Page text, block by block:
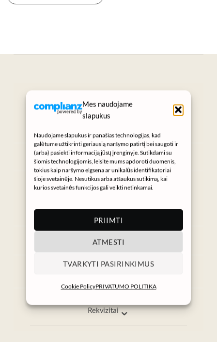
Mes naudojame
slapukus
Naudojame slapukus ir panašias technologijas, kad
galėtume užtikrinti geriausią naršymo patirtį bei saugoti ir
(arba) pasiekti informaciją jūsų įrenginyje. Sutikdami su
šiomis technologijomis, leisite mums apdoroti duomenis,
tokius kaip naršymo elgsena ar unikalūs identifikatoriai
šioje svetainėje. Nesutikus arba atšaukus sutikimą, kai
kurios svetainės funkcijos gali veikti netinkamai.
PRIIMTI
ATMESTI
TVARKYTI PASIRINKIMUS
Cookie PolicyPRIVATUMO POLITIKA
SUKURTA KASDIENIAMS GROŽIO
RITUALAMS
Instagram
Gaukite NURA naujienas
Informacija⌄
Rekvizitai⌄